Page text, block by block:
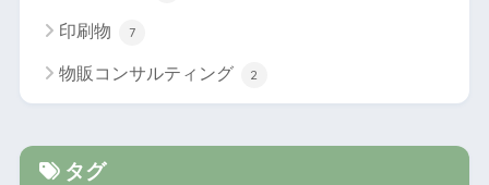
印刷物 7
物販コンサルティング 2
タグ